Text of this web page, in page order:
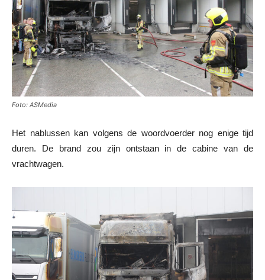
Foto: ASMedia
Het nablussen kan volgens de woordvoerder nog enige tijd
duren. De brand zou zijn ontstaan in de cabine van de
vrachtwagen.